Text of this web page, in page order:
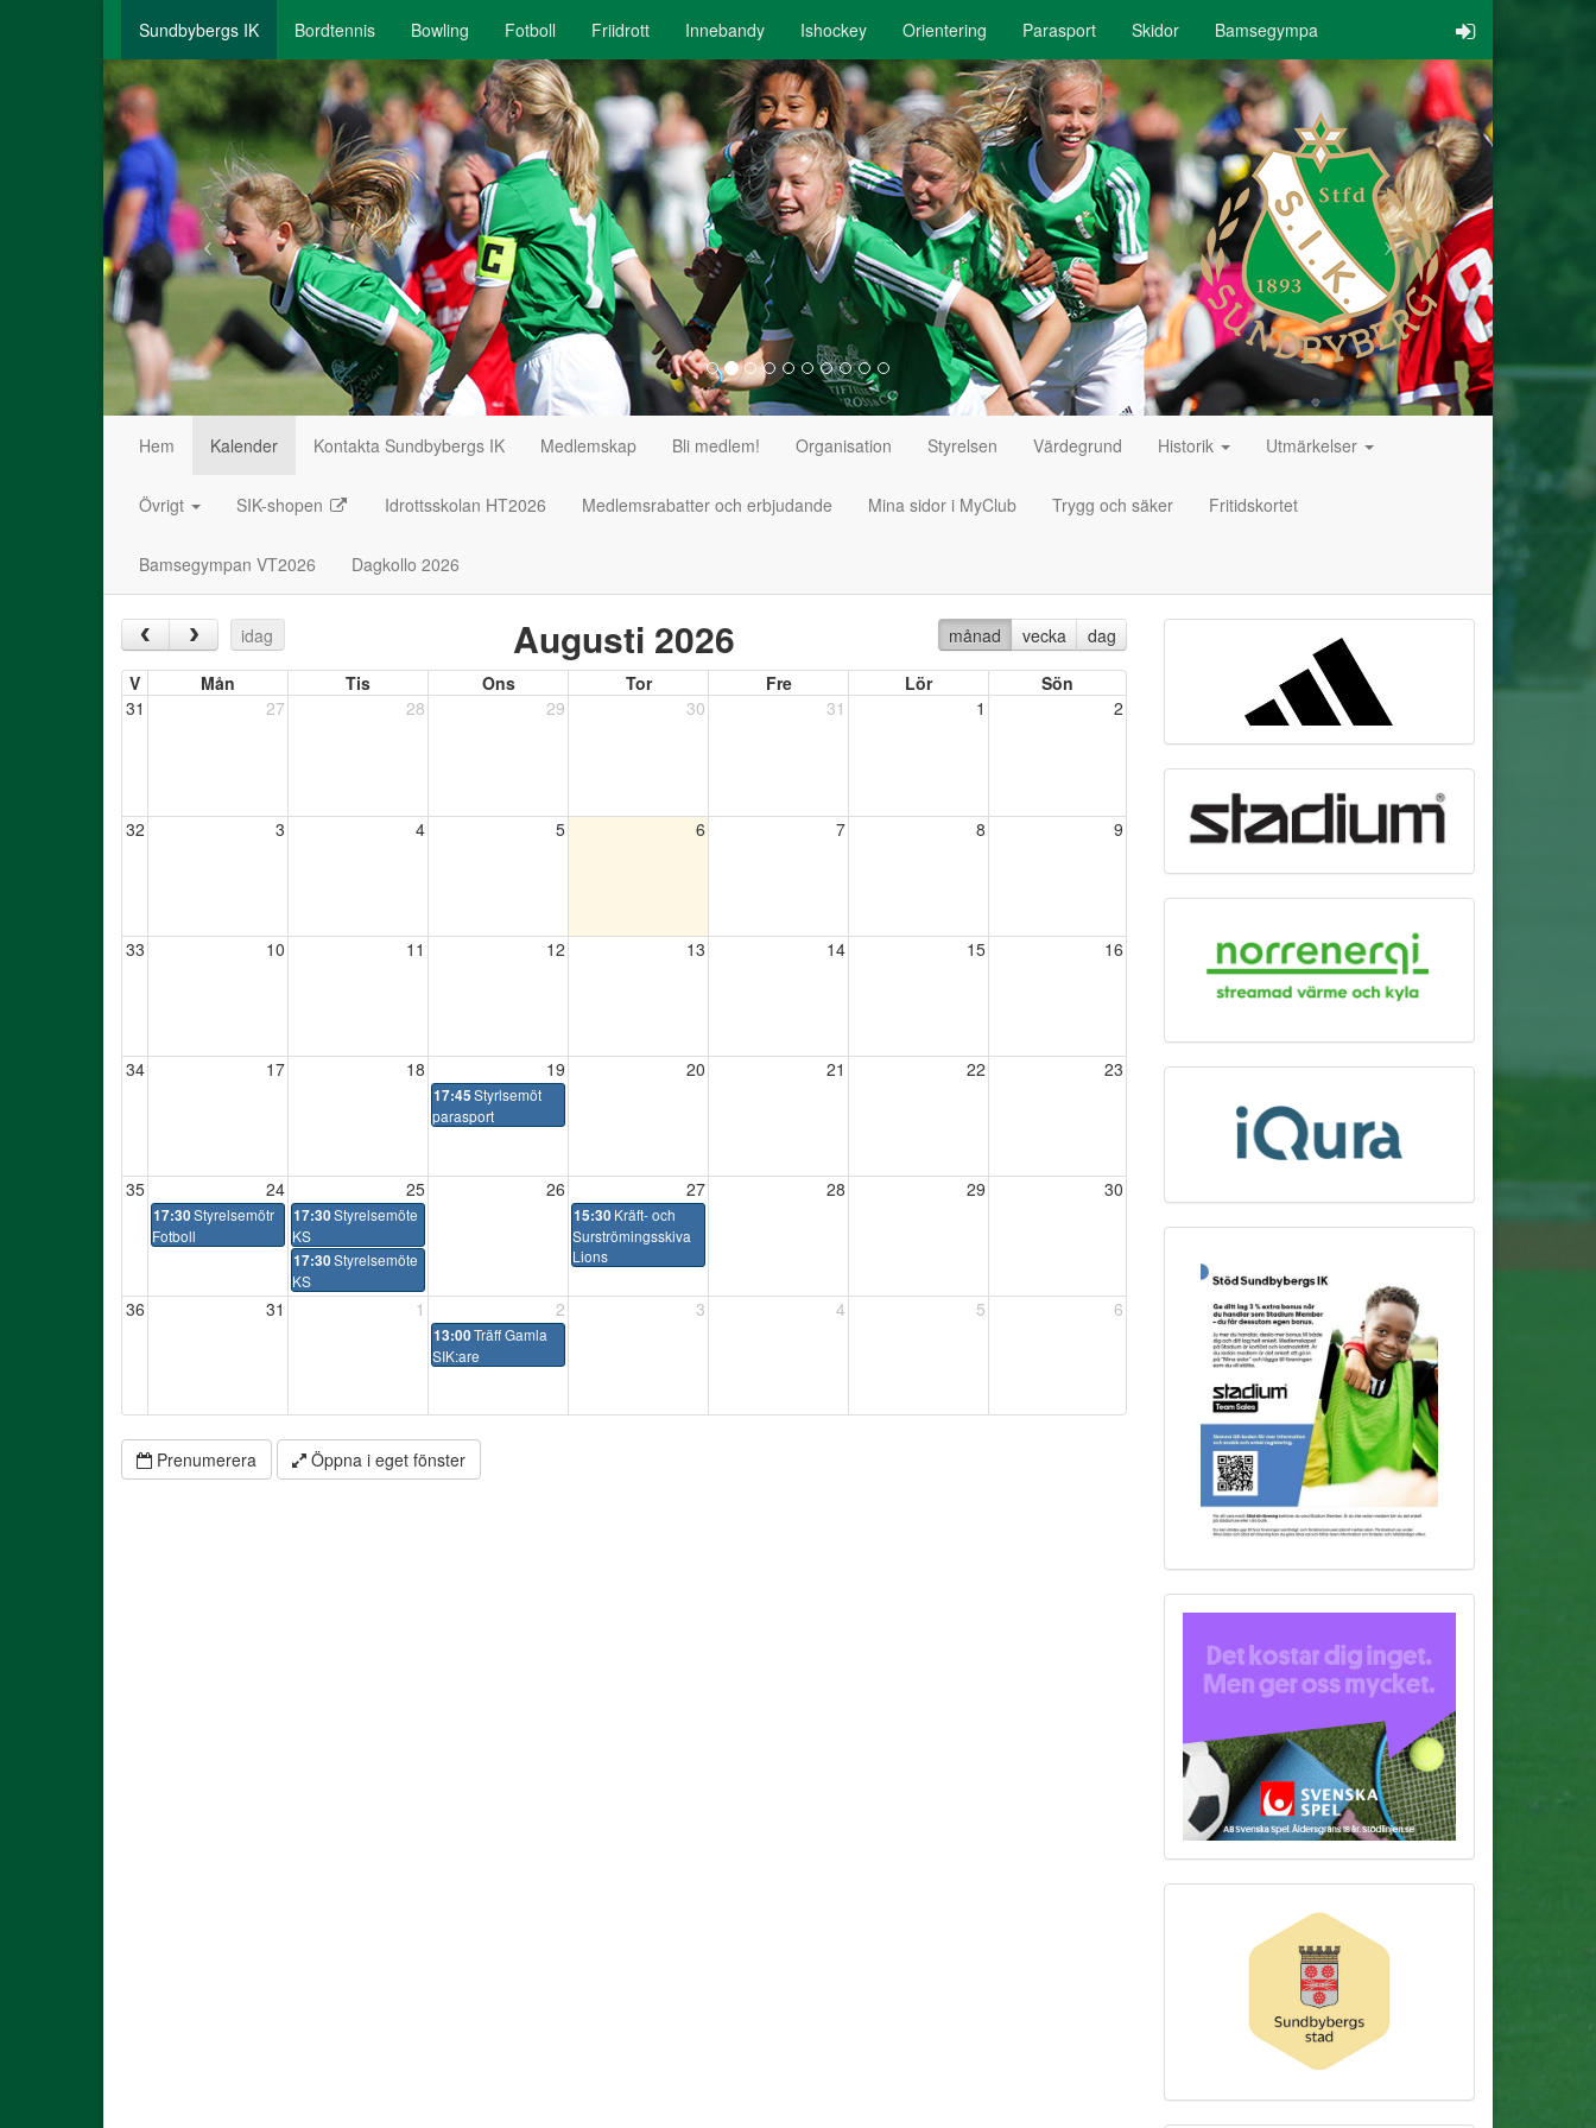
Sundbybergs IK Bordtennis Bowling Fotboll Friidrott Innebandy Ishockey Orientering Parasport Skidor Bamsegympa
Hem Kalender Kontakta Sundbybergs IK Medlemskap Bli medlem! Organisation Styrelsen Värdegrund Historik Utmärkelser
Övrigt SIK-shopen Idrottsskolan HT2026 Medlemsrabatter och erbjudande Mina sidor i MyClub Trygg och säker Fritidskortet
Bamsegympan VT2026 Dagkollo 2026
‹ › idag Augusti 2026 månad vecka dag
17:45Styrlsemöt
parasport
17:30Styrelsemötr
Fotboll
17:30Styrelsemöte
KS
17:30Styrelsemöte
KS
15:30 Kräft- och
Surströmingsskiva
Lions
13:00Träff Gamla
SIK:are
V Mån Tis Ons Tor Fre Lör
Sön
31
27 28 29 30 31 1 2
32 3 4 5 6 7 8 9
33 10 11 12 13 14 15 16
34 17 18 19 20 21 22 23
35 24 25 26 27 28 29 30
36 31 1 2 3 4 5 6
Prenumerera Öppna i eget fönster